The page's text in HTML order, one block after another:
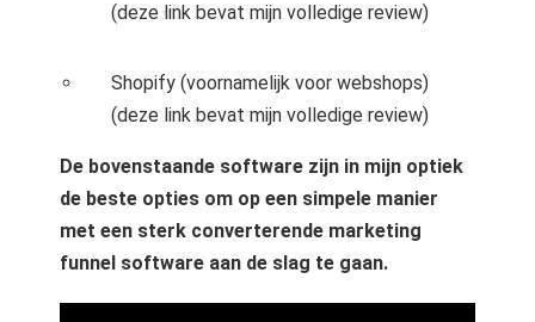
(deze link bevat mijn volledige review)
Shopify (voornamelijk voor webshops)
(deze link bevat mijn volledige review)
De bovenstaande software zijn in mijn optiek
de beste opties om op een simpele manier
met een sterk converterende marketing
funnel software aan de slag te gaan.